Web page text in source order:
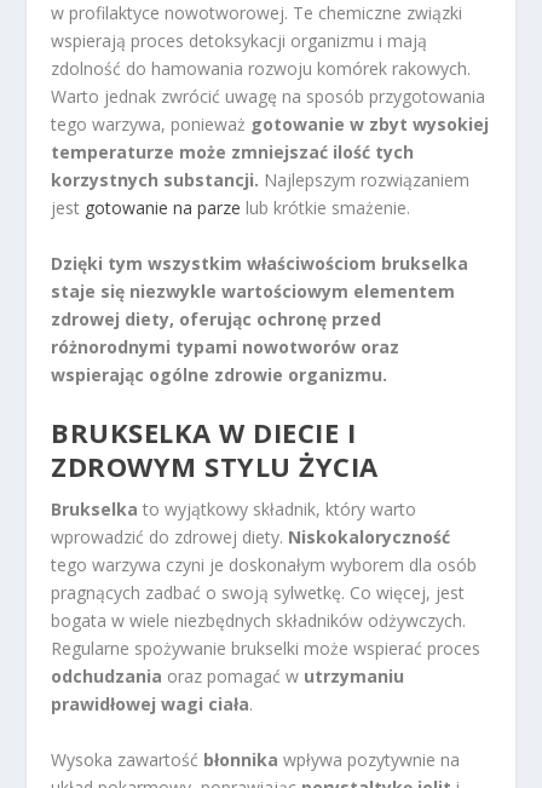
w profilaktyce nowotworowej. Te chemiczne związki
wspierają proces detoksykacji organizmu i mają
zdolność do hamowania rozwoju komórek rakowych.
Warto jednak zwrócić uwagę na sposób przygotowania
tego warzywa, ponieważ gotowanie w zbyt wysokiej
temperaturze może zmniejszać ilość tych
korzystnych substancji. Najlepszym rozwiązaniem
jest gotowanie na parze lub krótkie smażenie.
Dzięki tym wszystkim właściwościom brukselka
staje się niezwykle wartościowym elementem
zdrowej diety, oferując ochronę przed
różnorodnymi typami nowotworów oraz
wspierając ogólne zdrowie organizmu.
BRUKSELKA W DIECIE I
ZDROWYM STYLU ŻYCIA
Brukselka to wyjątkowy składnik, który warto
wprowadzić do zdrowej diety. Niskokaloryczność
tego warzywa czyni je doskonałym wyborem dla osób
pragnących zadbać o swoją sylwetkę. Co więcej, jest
bogata w wiele niezbędnych składników odżywczych.
Regularne spożywanie brukselki może wspierać proces
odchudzania oraz pomagać w utrzymaniu
prawidłowej wagi ciała.
Wysoka zawartość błonnika wpływa pozytywnie na